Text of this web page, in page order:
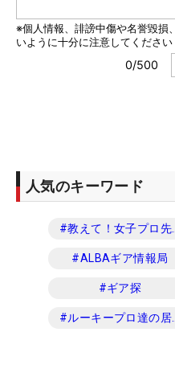
人気のキーワード
#教えて！女子プロ先生
#ALBAギア情報局
#ギア探
#ルーキープロ達の居酒屋放談